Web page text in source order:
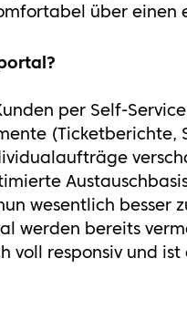
über
per Self-
(Ticketberichte,
wesentlich besser
werden bereits
voll responsiv und